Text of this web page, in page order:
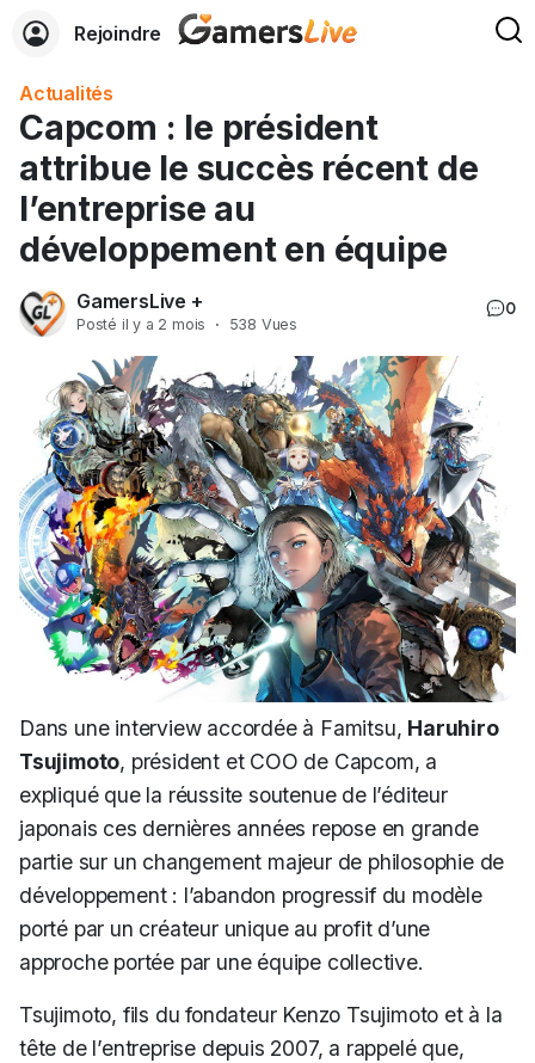
Rejoindre
Actualités
Capcom : le président
attribue le succès récent de
l’entreprise au
développement en équipe
GamersLive +
Posté il y a 2 mois · 538 Vues
0
Dans une interview accordée à Famitsu, Haruhiro
Tsujimoto, président et COO de Capcom, a
expliqué que la réussite soutenue de l’éditeur
japonais ces dernières années repose en grande
partie sur un changement majeur de philosophie de
développement : l’abandon progressif du modèle
porté par un créateur unique au profit d’une
approche portée par une équipe collective.
Tsujimoto, fils du fondateur Kenzo Tsujimoto et à la
tête de l’entreprise depuis 2007, a rappelé que,